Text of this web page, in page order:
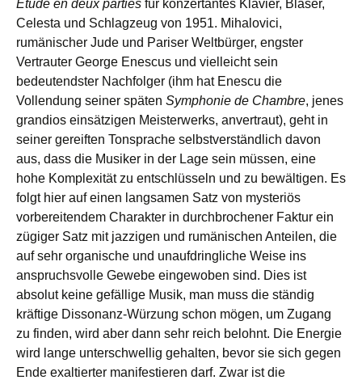
Étude en deux parties für konzertantes Klavier, Bläser,
Celesta und Schlagzeug von 1951. Mihalovici,
rumänischer Jude und Pariser Weltbürger, engster
Vertrauter George Enescus und vielleicht sein
bedeutendster Nachfolger (ihm hat Enescu die
Vollendung seiner späten Symphonie de Chambre, jenes
grandios einsätzigen Meisterwerks, anvertraut), geht in
seiner gereiften Tonsprache selbstverständlich davon
aus, dass die Musiker in der Lage sein müssen, eine
hohe Komplexität zu entschlüsseln und zu bewältigen. Es
folgt hier auf einen langsamen Satz von mysteriös
vorbereitendem Charakter in durchbrochener Faktur ein
zügiger Satz mit jazzigen und rumänischen Anteilen, die
auf sehr organische und unaufdringliche Weise ins
anspruchsvolle Gewebe eingewoben sind. Dies ist
absolut keine gefällige Musik, man muss die ständig
kräftige Dissonanz-Würzung schon mögen, um Zugang
zu finden, wird aber dann sehr reich belohnt. Die Energie
wird lange unterschwellig gehalten, bevor sie sich gegen
Ende exaltierter manifestieren darf. Zwar ist die